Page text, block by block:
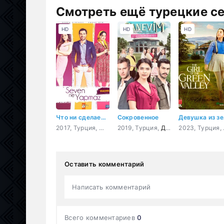
Смотреть ещё турецкие
Что ни сделает влюбленный
2017, Турция,
Мелодрама ,Комедия
HD
Сокровенное
2019, Турция, Драма
HD HD
Оставить комментарий
Написать комментарий
Всего комментариев0